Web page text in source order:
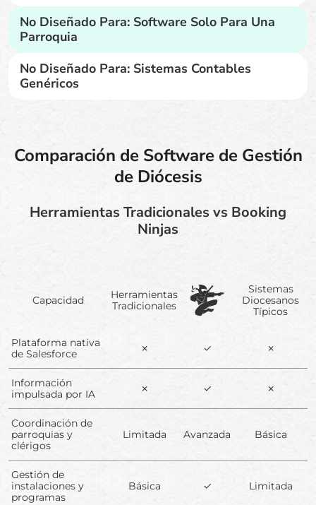
No Diseñado Para: Software Solo Para Una
Parroquia
No Diseñado Para: Sistemas Contables
Genéricos
Comparación de Software de Gestión
de Diócesis
Herramientas Tradicionales vs Booking
Ninjas
Capacidad
Herramientas
Tradicionales
Sistemas
Diocesanos
Típicos
Plataforma nativa
de Salesforce
✗ ✓ ✗
Información
impulsada por IA
✗ ✓ ✗
Coordinación de
parroquias y
clérigos
Limitada Avanzada Básica
Gestión de
instalaciones y
programas
Básica ✓ Limitada